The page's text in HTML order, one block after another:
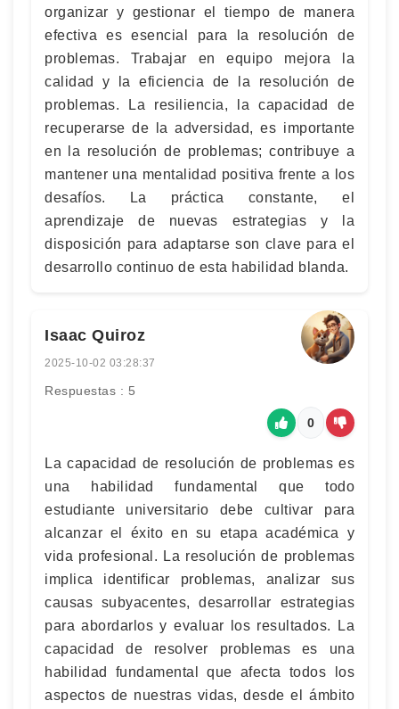
organizar y gestionar el tiempo de manera
efectiva es esencial para la resolución de
problemas. Trabajar en equipo mejora la
calidad y la eficiencia de la resolución de
problemas. La resiliencia, la capacidad de
recuperarse de la adversidad, es importante
en la resolución de problemas; contribuye a
mantener una mentalidad positiva frente a los
desafíos. La práctica constante, el
aprendizaje de nuevas estrategias y la
disposición para adaptarse son clave para el
desarrollo continuo de esta habilidad blanda.
Isaac Quiroz
2025-10-02 03:28:37
Respuestas : 5
0
La capacidad de resolución de problemas es
una habilidad fundamental que todo
estudiante universitario debe cultivar para
alcanzar el éxito en su etapa académica y
vida profesional. La resolución de problemas
implica identificar problemas, analizar sus
causas subyacentes, desarrollar estrategias
para abordarlos y evaluar los resultados. La
capacidad de resolver problemas es una
habilidad fundamental que afecta todos los
aspectos de nuestras vidas, desde el ámbito